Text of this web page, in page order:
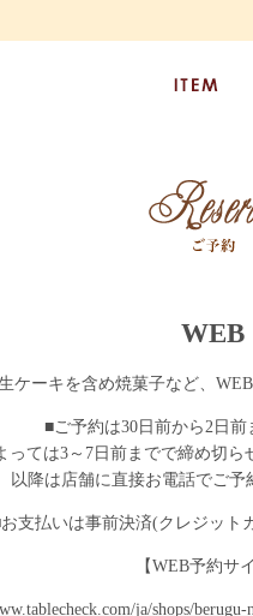
WEB
ケーキを含め焼菓子など、
■ご予約は30日前から2日前
ては3～7日前までで締め切ら
以降は店舗に直接お電話でご予
支払いは事前決済(クレジット
【WEB予約サ
ja/shops/berugu-